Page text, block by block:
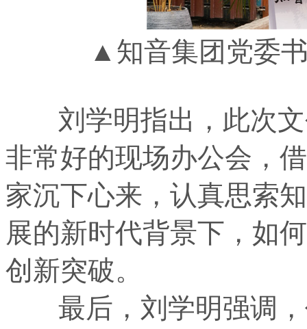
▲知音集团党委
刘学明指出，此次文
非常好的现场办公会，
家沉下心来，认真思索
展的新时代背景下，如
创新突破。
最后，刘学明强调，